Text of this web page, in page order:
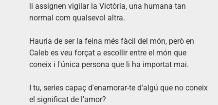
li assignen vigilar la Victòria, una humana tan
normal com qualsevol altra.
Hauria de ser la feina més fàcil del món, però en
Caleb es veu forçat a escollir entre el món que
coneix i l'única persona que li ha importat mai.
I tu, series capaç d'enamorar-te d'algú que no coneix
el significat de l'amor?